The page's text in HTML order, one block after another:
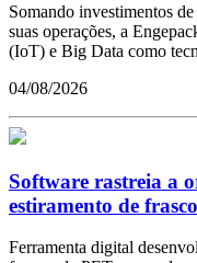
Somando investimentos
suas operações, a
(IoT) e Big Data como
04/08/2026
Software rastreia a
estiramento de
Ferramenta digital